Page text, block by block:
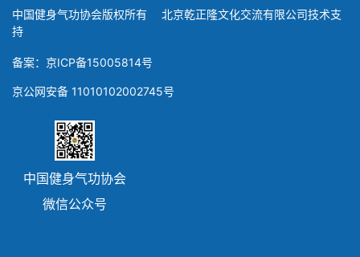
中国健身气功协会版权所有 北京乾正隆文化交流有限公司技术支
持
备案：京ICP备15005814号
京公网安备 11010102002745号
中国健身气功协会
微信公众号